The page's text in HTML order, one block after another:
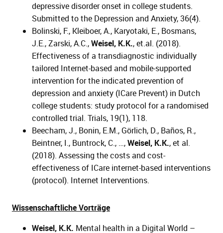
depressive disorder onset in college students.
Submitted to the Depression and Anxiety, 36(4).
Bolinski, F., Kleiboer, A., Karyotaki, E., Bosmans,
J.E., Zarski, A.C.,Weisel, K.K., et.al. (2018).
Effectiveness of a transdiagnostic individually
tailored Internet-based and mobile-supported
intervention for the indicated prevention of
depression and anxiety (ICare Prevent) in Dutch
college students: study protocol for a randomised
controlled trial. Trials, 19(1), 118.
Beecham, J., Bonin, E.M., Görlich, D., Baños, R.,
Beintner, I., Buntrock, C., …,Weisel, K.K., et al.
(2018). Assessing the costs and cost-
effectiveness of ICare internet-based interventions
(protocol). Internet Interventions.
Wissenschaftliche Vorträge
Weisel, K.K. Mental health in a Digital World –